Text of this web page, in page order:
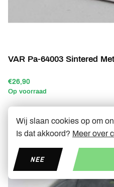
€26,90
Op voorraad
Wij slaan cookies op om
Is dat akkoord? Meer over
NEE